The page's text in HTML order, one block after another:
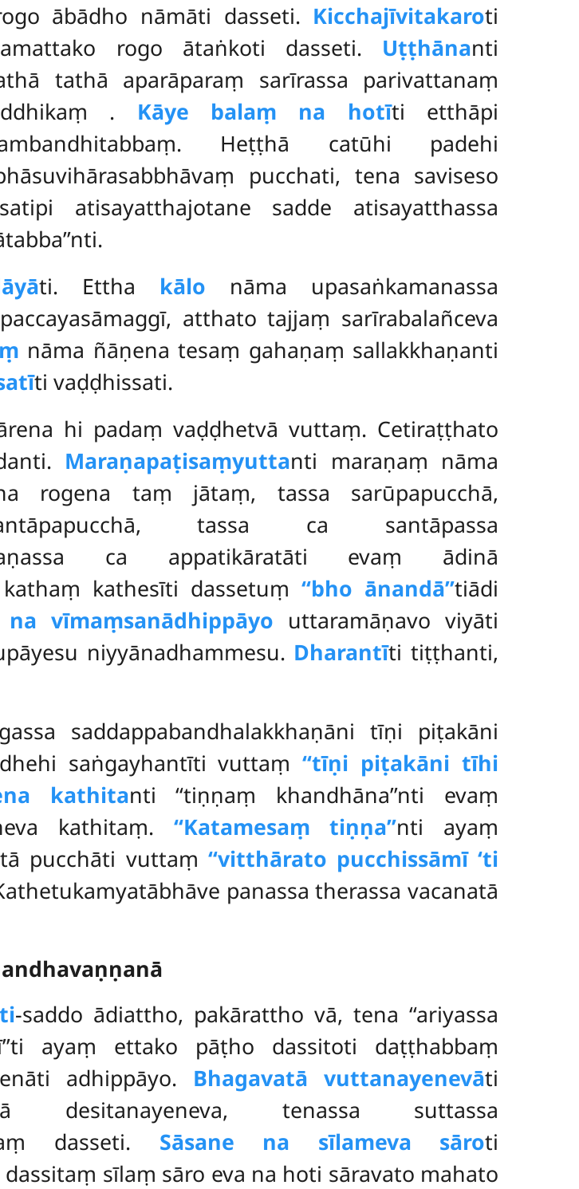
ābādho nāmāti dasseti. Kicchajīvitakaroti
rogo ātaṅkoti dasseti. Uṭṭhānanti
tathā aparāparaṃ sarīrassa parivattanaṃ
. Kāye balaṃ na hotīti etthāpi
Heṭṭhā catūhi padehi
pucchati, tena saviseso
atisayatthajotane sadde atisayatthassa
ti. Ettha kālo nāma upasaṅkamanassa
atthato tajjaṃ sarīrabalañceva
nāma ñāṇena tesaṃ gahaṇaṃ sallakkhaṇanti
ti vaḍḍhissati.
hi padaṃ vaḍḍhetvā vuttaṃ. Cetiraṭṭhato
Maraṇapaṭisaṃyuttanti maraṇaṃ nāma
rogena taṃ jātaṃ, tassa sarūpapucchā,
tassa ca santāpassa
ca appatikāratāti evaṃ ādinā
kathaṃ kathesīti dassetuṃ‘‘bho ānandā’’tiādi
na vīmaṃsanādhippāyo uttaramāṇavo viyāti
niyyānadhammesu. Dharantīti tiṭṭhanti,
saddappabandhalakkhaṇāni tīṇi piṭakāni
saṅgayhantīti vuttaṃ‘‘tīṇi piṭakāni tīhi
kathitanti ‘‘tiṇṇaṃ khandhāna’’nti evaṃ
kathitaṃ. ‘‘Katamesaṃ tiṇṇa’’nti ayaṃ
pucchāti vuttaṃ ‘‘vitthārato pucchissāmī ‘ti
panassa therassa vacanatā
-saddo ādiattho, pakārattho vā, tena ‘‘ariyassa
ayaṃ ettako pāṭho dassitoti daṭṭhabbaṃ
adhippāyo. Bhagavatā vuttanayenevāti
desitanayeneva, tenassa suttassa
dasseti. Sāsane na sīlameva sāroti
sīlaṃ sāro eva na hoti sāravato mahato